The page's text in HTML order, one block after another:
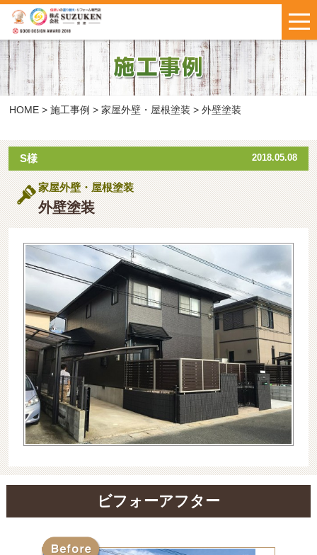
鈴建ブログ
新着情報
W保証について
会社概要
はじめての方へ
施工事例
お客様の声
料金について
お問い合わせ・お見積もり
LINEで気軽に
お問い合わせ
インスタで
最新施工事例
公開中
プライバシーポリシー
HOME > 施工事例 > 家屋外壁・屋根塗装 > 外壁塗装
S様 2018.05.08
家屋外壁・屋根塗装
外壁塗装
ビフォーアフター